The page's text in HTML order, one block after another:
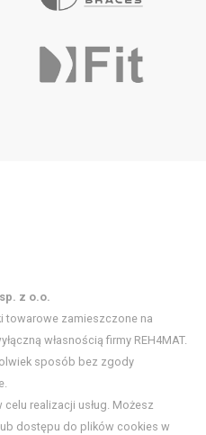
z o.o.
towarowe zamieszczone na
własnością firmy REH4MAT.
sposób bez zgody
realizacji usług. Możesz
dostępu do plików cookies w